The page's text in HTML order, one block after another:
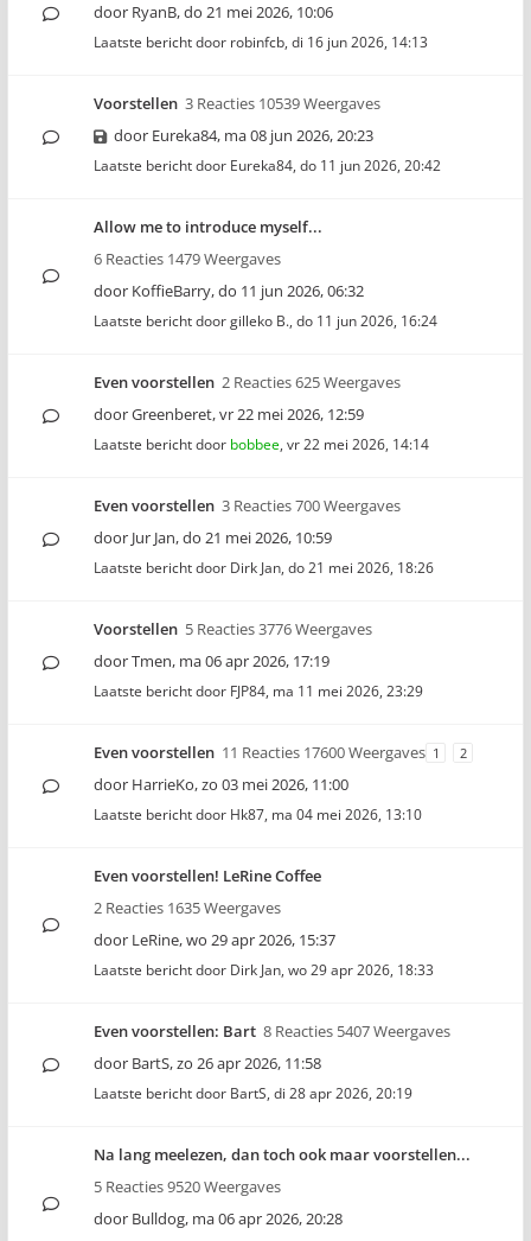
door RyanB,do 21 mei 2026, 10:06
Laatste bericht door robinfcb, di 16 jun 2026, 14:13
Voorstellen 3 Reacties 10539 Weergaves
door Eureka84, ma 08 jun 2026, 20:23
Laatste bericht door Eureka84, do 11 jun 2026, 20:42
Allow me to introduce myself...
6 Reacties 1479 Weergaves
door KoffieBarry,do 11 jun 2026, 06:32
Laatste bericht doorgilleko B., do 11 jun 2026, 16:24
Even voorstellen 2 Reacties 625 Weergaves
doorGreenberet,vr 22 mei 2026, 12:59
Laatste bericht door bobbee, vr 22 mei 2026, 14:14
Even voorstellen 3 Reacties 700 Weergaves
door Jur Jan,do 21 mei 2026, 10:59
Laatste bericht door Dirk Jan, do 21 mei 2026, 18:26
Voorstellen 5 Reacties 3776 Weergaves
doorTmen, ma 06 apr 2026, 17:19
Laatste bericht door FJP84, ma 11 mei 2026, 23:29
Even voorstellen 11 Reacties 17600 Weergaves 1 2
door HarrieKo,zo 03 mei 2026, 11:00
Laatste bericht door Hk87, ma 04 mei 2026, 13:10
Even voorstellen! LeRine Coffee
2 Reacties 1635 Weergaves
door LeRine,wo 29 apr 2026, 15:37
Laatste bericht door Dirk Jan, wo 29 apr 2026, 18:33
Even voorstellen: Bart 8 Reacties 5407 Weergaves
door BartS,zo 26 apr 2026, 11:58
Laatste bericht door BartS, di 28 apr 2026, 20:19
Na lang meelezen, dan toch ook maar voorstellen...
5 Reacties 9520 Weergaves
door Bulldog, ma 06 apr 2026, 20:28